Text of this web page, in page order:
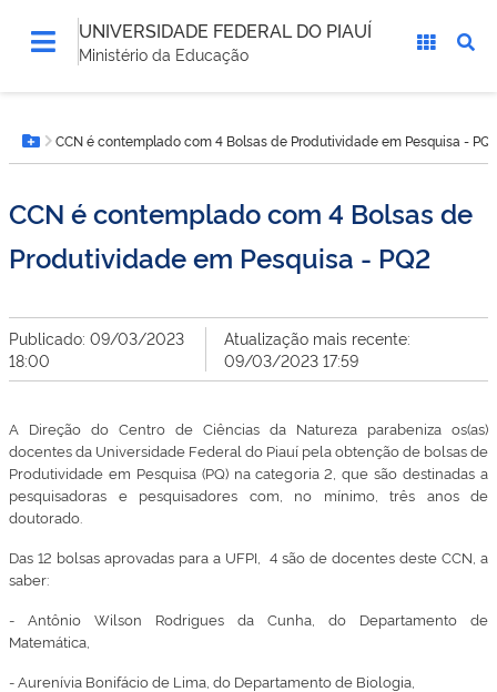
UNIVERSIDADE FEDERAL DO PIAUÍ
Ministério da Educação
está
aqui:Botão Menu
CCN é contemplado com 4 Bolsas de Produtividade em Pesquisa - PQ2
CCN é contemplado com 4 Bolsas de
Produtividade em Pesquisa - PQ2
Publicado: 09/03/2023
18:00
Atualização mais recente:
09/03/2023 17:59
A Direção do Centro de Ciências da Natureza parabeniza os(as)
docentes da Universidade Federal do Piauí pela obtenção de bolsas de
Produtividade em Pesquisa (PQ) na categoria 2, que são destinadas a
pesquisadoras e pesquisadores com, no mínimo, três anos de
doutorado.
Das 12 bolsas aprovadas para a UFPI, 4 são de docentes deste CCN, a
saber:
- Antônio Wilson Rodrigues da Cunha, do Departamento de
Matemática,
- Aurenívia Bonifácio de Lima, do Departamento de Biologia,